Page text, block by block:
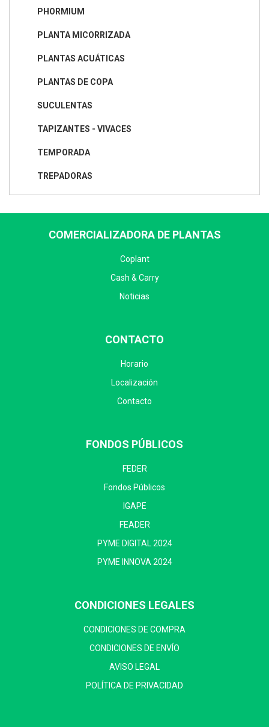
PHORMIUM
PLANTA MICORRIZADA
PLANTAS ACUÁTICAS
PLANTAS DE COPA
SUCULENTAS
TAPIZANTES - VIVACES
TEMPORADA
TREPADORAS
COMERCIALIZADORA DE PLANTAS
Coplant
Cash & Carry
Noticias
CONTACTO
Horario
Localización
Contacto
FONDOS PÚBLICOS
FEDER
Fondos Públicos
IGAPE
FEADER
PYME DIGITAL 2024
PYME INNOVA 2024
CONDICIONES LEGALES
CONDICIONES DE COMPRA
CONDICIONES DE ENVÍO
AVISO LEGAL
POLÍTICA DE PRIVACIDAD